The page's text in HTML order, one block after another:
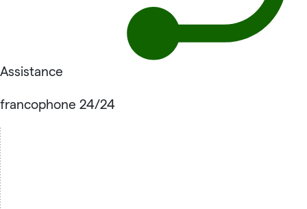
Assistance
francophone 24/24